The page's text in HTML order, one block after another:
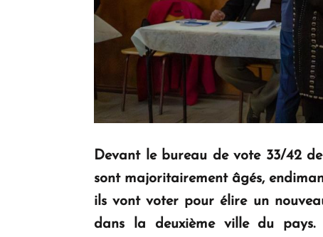
Devant le bureau de vote 33/42
sont majoritairement âgés,
ils vont voter pour élire un
dans la deuxième ville du pays.